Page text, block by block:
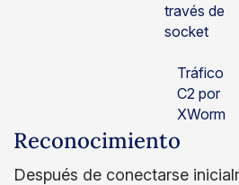
través de
socket
Tráfico
C2 por
XWorm
Reconocimiento
Después de conectarse